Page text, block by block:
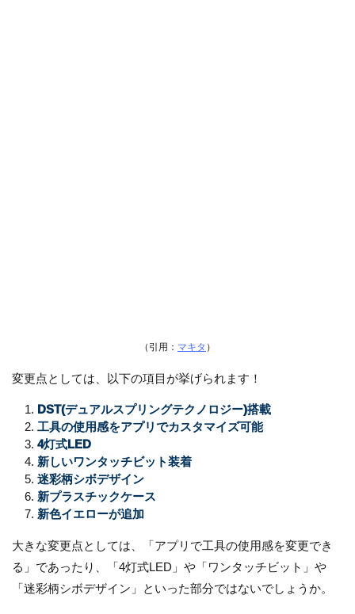
（引用： マキタ ）
変更点としては、以下の項目が挙げられます！
DST(デュアルスプリングテクノロジー)搭載
工具の使用感をアプリでカスタマイズ可能
4灯式LED
新しいワンタッチビット装着
迷彩柄シボデザイン
新プラスチックケース
新色イエローが追加
大きな変更点としては、「アプリで工具の使用感を変更でき
る」であったり、「4灯式LED」や「ワンタッチビット」や
「迷彩柄シボデザイン」といった部分ではないでしょうか。